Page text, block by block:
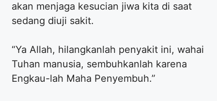
akan menjaga kesucian jiwa kita di saat
sedang diuji sakit.
“Ya Allah, hilangkanlah penyakit ini, wahai
Tuhan manusia, sembuhkanlah karena
Engkau-lah Maha Penyembuh.”